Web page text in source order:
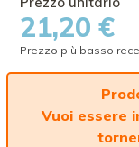
21,20 €
Prezzo più basso
Vuoi essere